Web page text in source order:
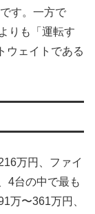
す。一方で
りも「運転す
ウェイトである
万円、ファイ
4台の中で最も
万〜361万円、